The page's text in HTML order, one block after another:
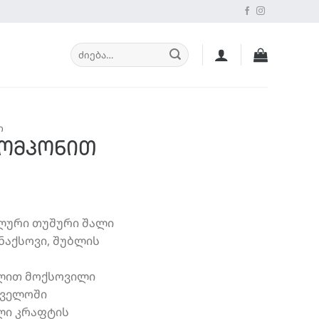
ძებნა:
თუშური შალი
შუბლის
მოქსოვილი
კრაფტის